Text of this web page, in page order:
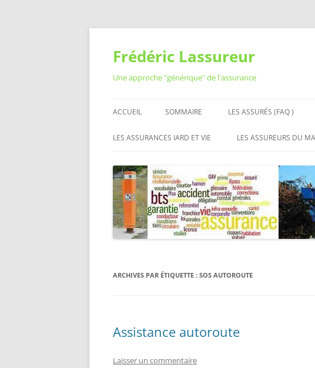
Aller
contenu
Frédéric Lassureur
Une approche "générique" de l'assurance
ACCUEIL SOMMAIRE LES ASSURÉS (FAQ )
RÉSILIER LES ASSURANCES
ASSURANCE
LES ASSURANCES IARD ET VIE
ASSURANCE HABITATION
MUTUELLE SANTÉ
ASSURANCE VIE
LES ASSUREURS DU
L’ASSURANCE
LES ORGANISATIONS
PROFESSIONNELLES DE
L’ASSURANCE
ARCHIVES PAR ÉTIQUETTE : SOS AUTOROUTE
Assistance autoroute
Laisser un commentaire